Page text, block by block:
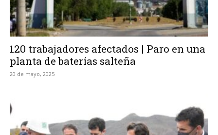
120 trabajadores afectados | Paro en una
planta de baterías salteña
20 de mayo, 2025